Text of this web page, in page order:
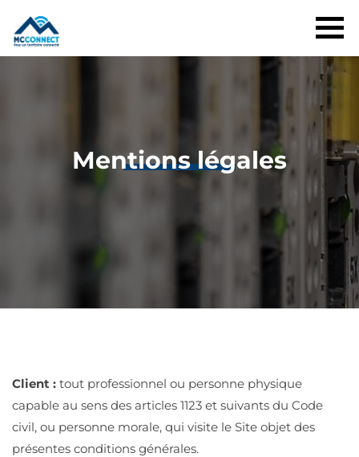
Mentions légales
Client : tout professionnel ou personne physique
capable au sens des articles 1123 et suivants du Code
civil, ou personne morale, qui visite le Site objet des
présentes conditions générales.